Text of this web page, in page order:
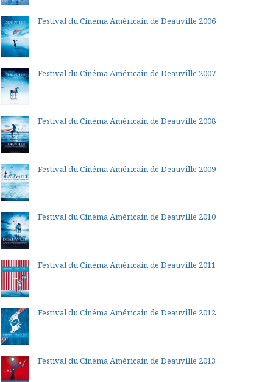
Festival du Cinéma Américain de Deauville 2006
Festival du Cinéma Américain de Deauville 2007
Festival du Cinéma Américain de Deauville 2008
Festival du Cinéma Américain de Deauville 2009
Festival du Cinéma Américain de Deauville 2010
Festival du Cinéma Américain de Deauville 2011
Festival du Cinéma Américain de Deauville 2012
Festival du Cinéma Américain de Deauville 2013